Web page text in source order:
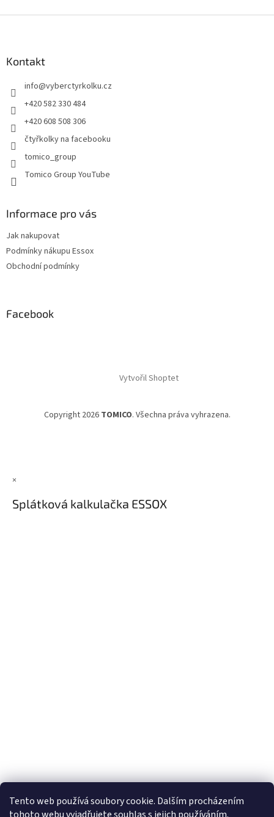
Tento web používá soubory cookie. Dalším procházením
Kontakt
info@vyberctyrkolku.cz
+420 582 330 484
+420 608 508 306
čtyřkolky na facebooku
tomico_group
Tomico Group YouTube
Informace pro vás
Jak nakupovat
Podmínky nákupu Essox
Obchodní podmínky
Facebook
Vytvořil Shoptet
Copyright 2026 TOMICO. Všechna práva vyhrazena.
×
Splátková kalkulačka ESSOX